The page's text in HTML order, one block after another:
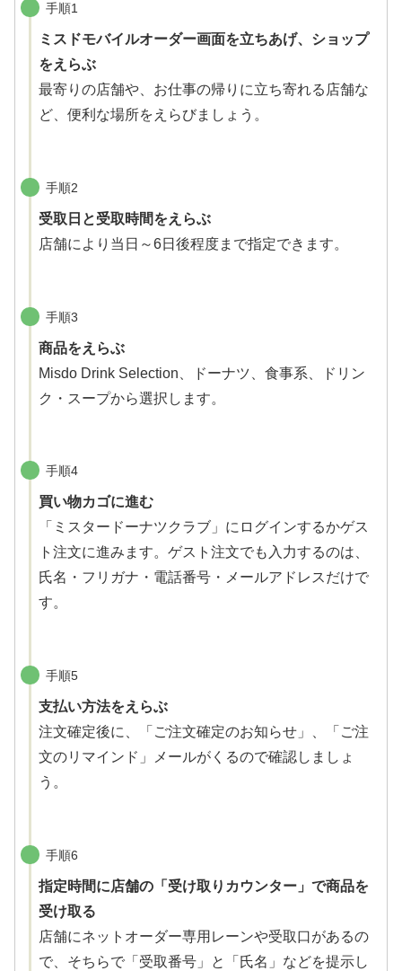
手順1
ミスドモバイルオーダー画面を立ちあげ、ショップ
をえらぶ
最寄りの店舗や、お仕事の帰りに立ち寄れる店舗な
ど、便利な場所をえらびましょう。
手順2
受取日と受取時間をえらぶ
店舗により当日～6日後程度まで指定できます。
手順3
商品をえらぶ
Misdo Drink Selection、ドーナツ、食事系、ドリン
ク・スープから選択します。
手順4
買い物カゴに進む
「ミスタードーナツクラブ」にログインするかゲス
ト注文に進みます。ゲスト注文でも入力するのは、
氏名・フリガナ・電話番号・メールアドレスだけで
す。
手順5
支払い方法をえらぶ
注文確定後に、「ご注文確定のお知らせ」、「ご注
文のリマインド」メールがくるので確認しましょ
う。
手順6
指定時間に店舗の「受け取りカウンター」で商品を
受け取る
店舗にネットオーダー専用レーンや受取口があるの
で、そちらで「受取番号」と「氏名」などを提示し